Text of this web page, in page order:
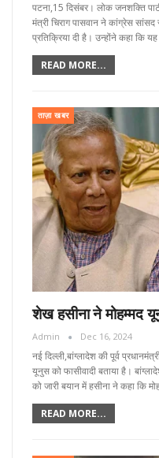
पटना,15 दिसंबर। लोक जनशक्ति
मंत्री चिराग पासवान ने कांग्रेस
प्रतिक्रिया दी है। उन्होंने कहा कि
READ MORE...
ताज़ा खबर
शेख हसीना ने मोहम्मद
Admin Dec 16, 2024
नई दिल्ली,बांग्लादेश की पूर्व
यूनुस को फासीवादी बताया है।
को जारी बयान में हसीना ने कहा कि
READ MORE...